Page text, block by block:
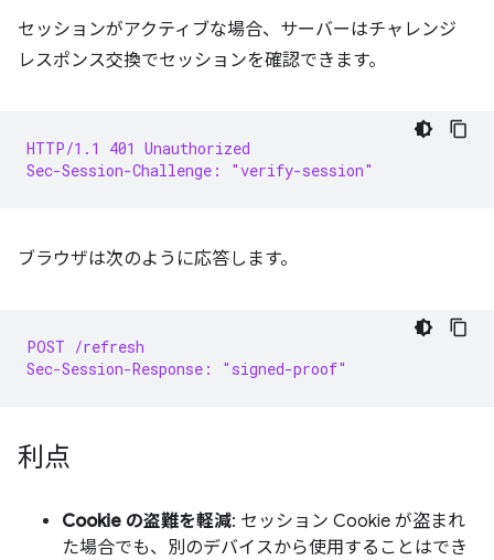
セッションがアクティブな場合、サーバーはチャレンジ
レスポンス交換でセッションを確認できます。
HTTP/1.1 401 Unauthorized
Sec-Session-Challenge: "verify-session"
ブラウザは次のように応答します。
POST /refresh
Sec-Session-Response: "signed-proof"
利点
Cookie の盗難を軽減: セッション Cookie が盗まれ
た場合でも、別のデバイスから使用することはでき